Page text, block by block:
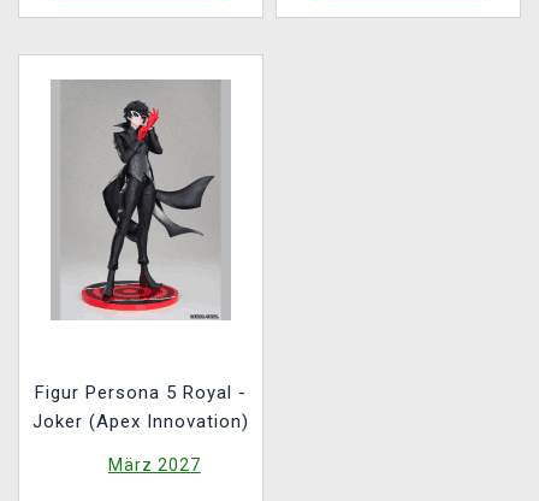
Figur Persona 5 Royal -
Joker (Apex Innovation)
März 2027